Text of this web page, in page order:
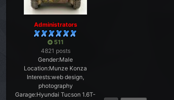
Administrators
511
4821 posts
Gender:Male
Location:Munze Konza
Interests:web design,
photography
Garage:Hyundai Tucson 1.6T-